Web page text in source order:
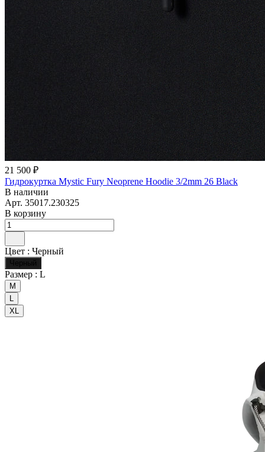
21 500 ₽
Гидрокуртка Mystic Fury Neoprene Hoodie 3/2mm 26 Black
В наличии
Арт. 35017.230325
В корзину
Цвет : Черный
Черный
Размер : L
M
XL